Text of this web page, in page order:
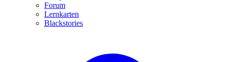
Forum
Lernkarten
Blackstories